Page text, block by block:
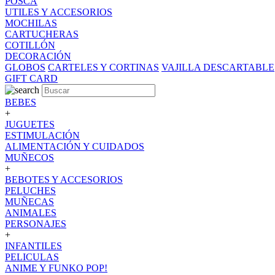
UTILES Y ACCESORIOS
MOCHILAS
CARTUCHERAS
COTILLÓN
DECORACIÓN
GLOBOS CARTELES Y CORTINAS VAJILLA DESCARTABLE
GIFT CARD
BEBES
+
JUGUETES
ESTIMULACIÓN
ALIMENTACIÓN Y CUIDADOS
MUÑECOS
+
BEBOTES Y ACCESORIOS
PELUCHES
MUÑECAS
ANIMALES
PERSONAJES
+
INFANTILES
PELICULAS
ANIME Y FUNKO POP!